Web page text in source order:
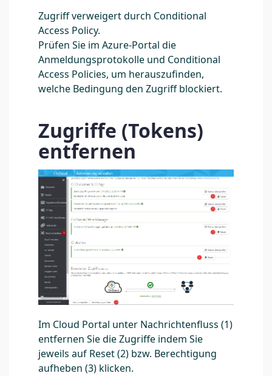
Zugriff verweigert durch Conditional
Access Policy.
Prüfen Sie im Azure-Portal die
Anmeldungsprotokolle und Conditional
Access Policies, um herauszufinden,
welche Bedingung den Zugriff blockiert.
Zugriffe (Tokens)
entfernen
Im Cloud Portal unter Nachrichtenfluss (1)
entfernen Sie die Zugriffe indem Sie
jeweils auf Reset (2) bzw. Berechtigung
aufheben (3) klicken.